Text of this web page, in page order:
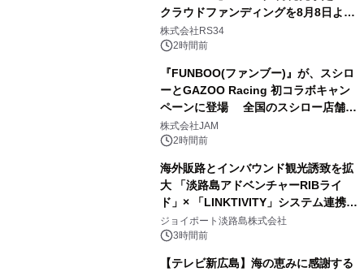
クラウドファンディングを8月8日より
開始
株式会社RS34
2時間前
『FUNBOO(ファンブー)』が、スシロ
ーとGAZOO Racing 初コラボキャン
ペーンに登場 全国のスシロー店舗で
GR 4車種の FUNBOO(ミニカー)付き
メニューが展開されます
株式会社JAM
2時間前
海外販路とインバウンド観光誘致を拡
大 「淡路島アドベンチャーRIBライ
ド」× 「LINKTIVITY」システム連携を
開始！
ジョイポート淡路島株式会社
3時間前
【テレビ新広島】海の恵みに感謝する